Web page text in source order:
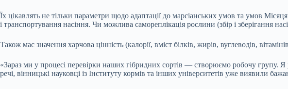
Їх цікавлять не тільки параметри щодо адаптації до марсіанських умов та умов
і транспортування насіння. Чи можлива самореплікація рослини (збір і зберігання
Також має значення харчова цінність (калорії, вміст білків, жирів, вуглеводів,
«Зараз ми у процесі перевірки наших гібридних сортів — створюємо робочу групу.
речі, вінницькі науковці із Інституту кормів та інших університетів уже виявили